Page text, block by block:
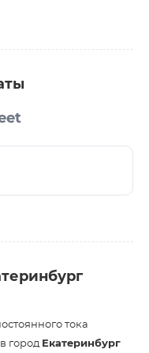
тока
город Екатеринбург